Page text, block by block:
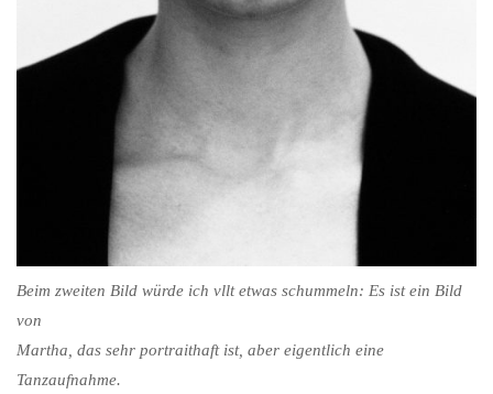
Beim zweiten Bild würde ich vllt etwas schummeln: Es ist ein Bild
von
Martha, das sehr portraithaft ist, aber eigentlich eine
Tanzaufnahme.